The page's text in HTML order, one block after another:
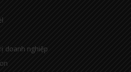
doanh nghiệp